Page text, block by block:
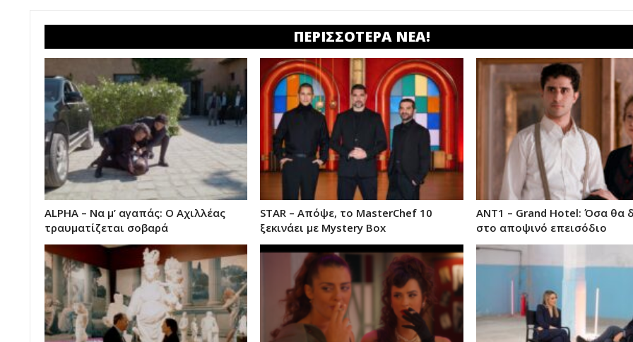
ΠΕΡΙΣΣΟΤΕΡΑ ΝΕΑ!
ALPHA – Να μ’ αγαπάς: Ο Αχιλλέας
τραυματίζεται σοβαρά
STAR – Απόψε, το MasterChef 10
ξεκινάει με Mystery Box
ANT1 – Grand Hotel: Όσα θα
στο αποψινό επεισόδιο